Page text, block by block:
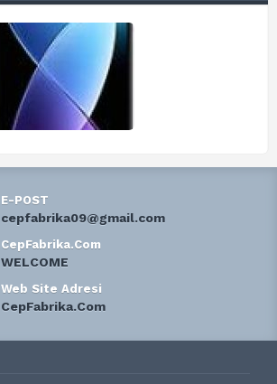
E-POST
cepfabrika09@gmail.com
CepFabrika.Com
WELCOME
Web Site Adresi
CepFabrika.Com